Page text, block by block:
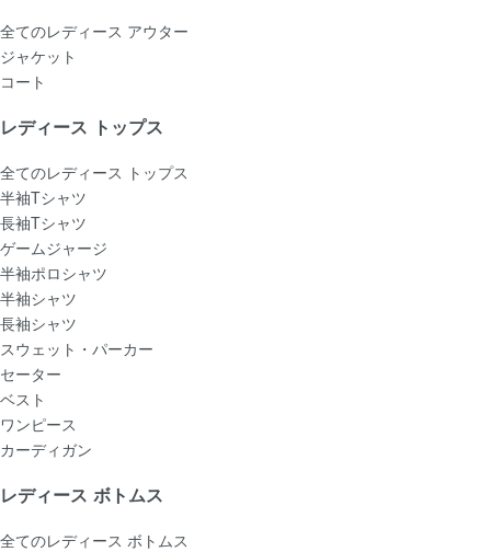
全てのレディース アウター
ジャケット
コート
レディース トップス
全てのレディース トップス
半袖Tシャツ
長袖Tシャツ
ゲームジャージ
半袖ポロシャツ
半袖シャツ
長袖シャツ
スウェット・パーカー
セーター
ベスト
ワンピース
カーディガン
レディース ボトムス
全てのレディース ボトムス